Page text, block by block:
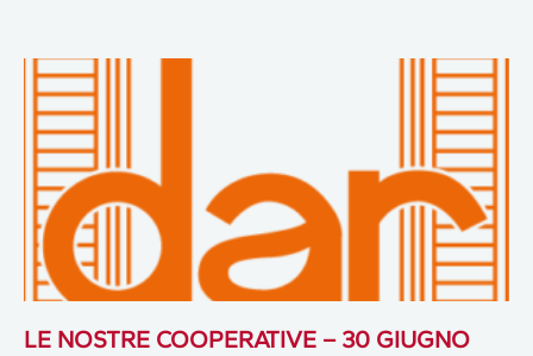
LE NOSTRE COOPERATIVE – 30 GIUGNO